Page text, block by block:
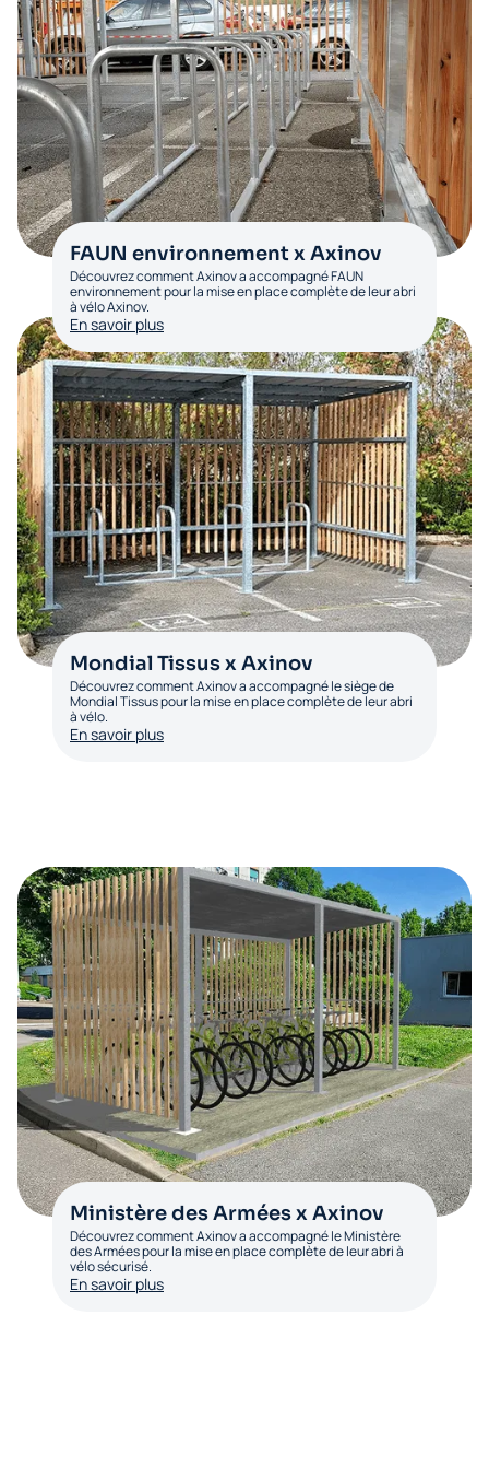
FAUN environnement x Axinov
Découvrez comment Axinov a accompagné FAUN
environnement pour la mise en place complète de leur abri
à vélo Axinov.
En savoir plus
Mondial Tissus x Axinov
Découvrez comment Axinov a accompagné le siège de
Mondial Tissus pour la mise en place complète de leur abri
à vélo.
En savoir plus
Ministère des Armées x Axinov
Découvrez comment Axinov a accompagné le Ministère
des Armées pour la mise en place complète de leur abri à
vélo sécurisé.
En savoir plus